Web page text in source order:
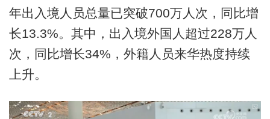
年出入境人员总量已突破700万人次，同比增
长13.3%。其中，出入境外国人超过228万人
次，同比增长34%，外籍人员来华热度持续
上升。